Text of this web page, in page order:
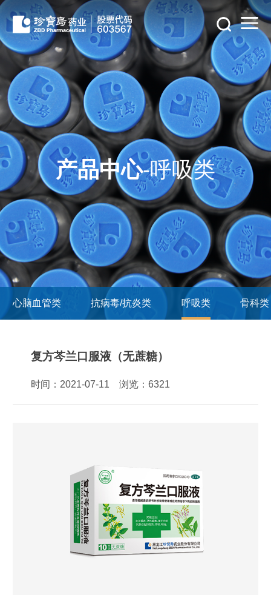
产品中心-呼吸类
心脑血管类 抗病毒/抗炎类 呼吸类 骨科类
复方芩兰口服液（无蔗糖）
时间：2021-07-11 浏览：6321